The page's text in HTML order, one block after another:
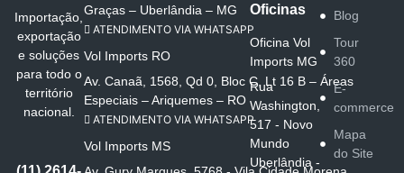
Importação,
exportação
e soluções
para todo o
território
nacional.
Graças – Uberlândia – MG
ATENDIMENTO VIA WHATSAPP
Vol Imports RO
Av. Canaã, 1568, Qd 0, Bloc C, Lt 16 B – Áreas
Especiais – Ariquemes – RO
ATENDIMENTO VIA WHATSAPP
Vol Imports MS
Oficinas
Oficina Vol
Imports MG
Rua
Washington,
517 - Novo
Mundo
Uberlândia -
Blog
Tour
360
E-
commerce
Mapa
do Site